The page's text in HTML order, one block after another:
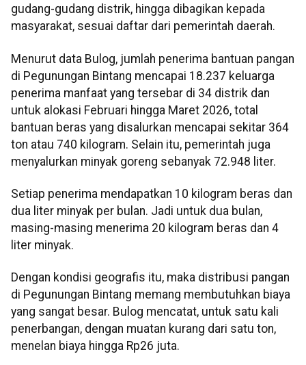
gudang-gudang distrik, hingga dibagikan kepada
masyarakat, sesuai daftar dari pemerintah daerah.
Menurut data Bulog, jumlah penerima bantuan pangan
di Pegunungan Bintang mencapai 18.237 keluarga
penerima manfaat yang tersebar di 34 distrik dan
untuk alokasi Februari hingga Maret 2026, total
bantuan beras yang disalurkan mencapai sekitar 364
ton atau 740 kilogram. Selain itu, pemerintah juga
menyalurkan minyak goreng sebanyak 72.948 liter.
Setiap penerima mendapatkan 10 kilogram beras dan
dua liter minyak per bulan. Jadi untuk dua bulan,
masing-masing menerima 20 kilogram beras dan 4
liter minyak.
Dengan kondisi geografis itu, maka distribusi pangan
di Pegunungan Bintang memang membutuhkan biaya
yang sangat besar. Bulog mencatat, untuk satu kali
penerbangan, dengan muatan kurang dari satu ton,
menelan biaya hingga Rp26 juta.